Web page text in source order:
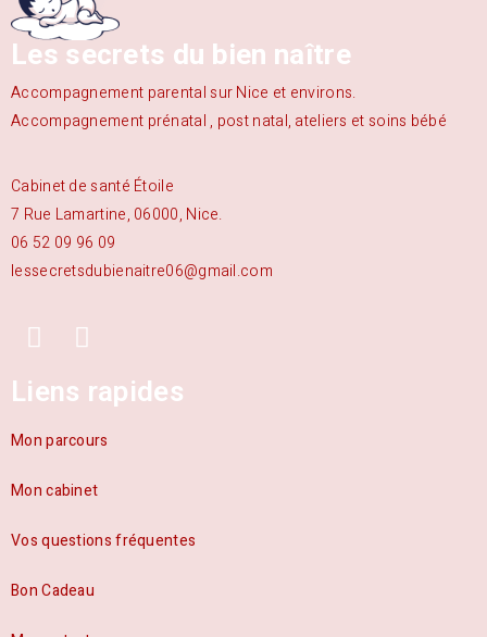
Les secrets du bien naître
Accompagnement parental sur Nice et environs.
Accompagnement prénatal , post natal, ateliers et soins bébé
Cabinet de santé Étoile
7 Rue Lamartine, 06000, Nice.
06 52 09 96 09
lessecretsdubienaitre06@gmail.com
Liens rapides
Mon parcours
Mon cabinet
Vos questions fréquentes
Bon Cadeau